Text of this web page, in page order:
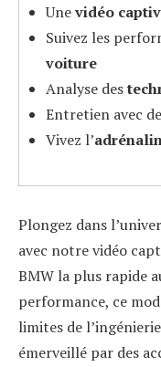
Unevidéo
Suivez les
voiture
Analyse des
Entretien avec
Vivez l’
Plongez dans
avec notre vidéo
BMW la plus rapide
performance, ce
limites de
émerveillé par des